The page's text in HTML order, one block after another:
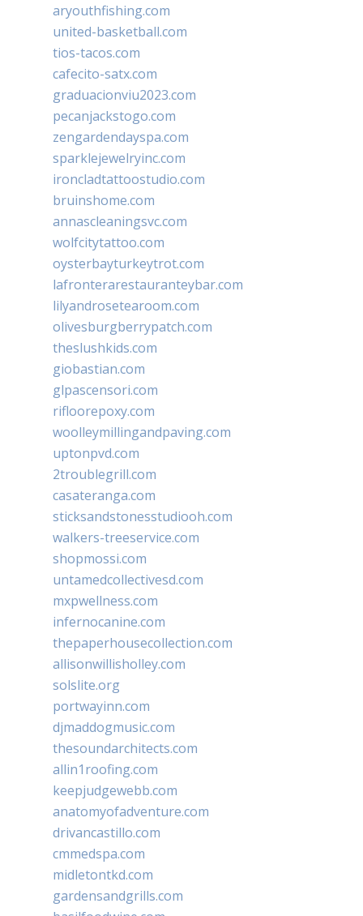
aryouthfishing.com
united-basketball.com
tios-tacos.com
cafecito-satx.com
graduacionviu2023.com
pecanjackstogo.com
zengardendayspa.com
sparklejewelryinc.com
ironcladtattoostudio.com
bruinshome.com
annascleaningsvc.com
wolfcitytattoo.com
oysterbayturkeytrot.com
lafronterarestauranteybar.com
lilyandrosetearoom.com
olivesburgberrypatch.com
theslushkids.com
giobastian.com
glpascensori.com
rifloorepoxy.com
woolleymillingandpaving.com
uptonpvd.com
2troublegrill.com
casateranga.com
sticksandstonesstudiooh.com
walkers-treeservice.com
shopmossi.com
untamedcollectivesd.com
mxpwellness.com
infernocanine.com
thepaperhousecollection.com
allisonwillisholley.com
solslite.org
portwayinn.com
djmaddogmusic.com
thesoundarchitects.com
allin1roofing.com
keepjudgewebb.com
anatomyofadventure.com
drivancastillo.com
cmmedspa.com
midletontkd.com
gardensandgrills.com